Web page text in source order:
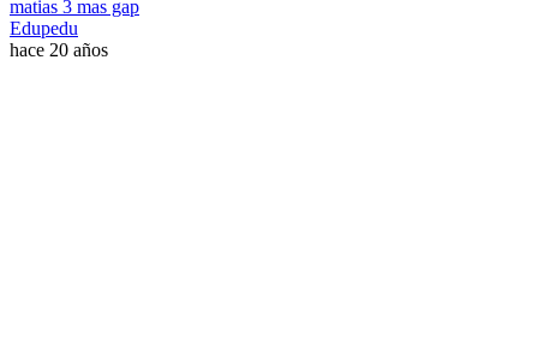
matias 3 mas gap
Edupedu
hace 20 años